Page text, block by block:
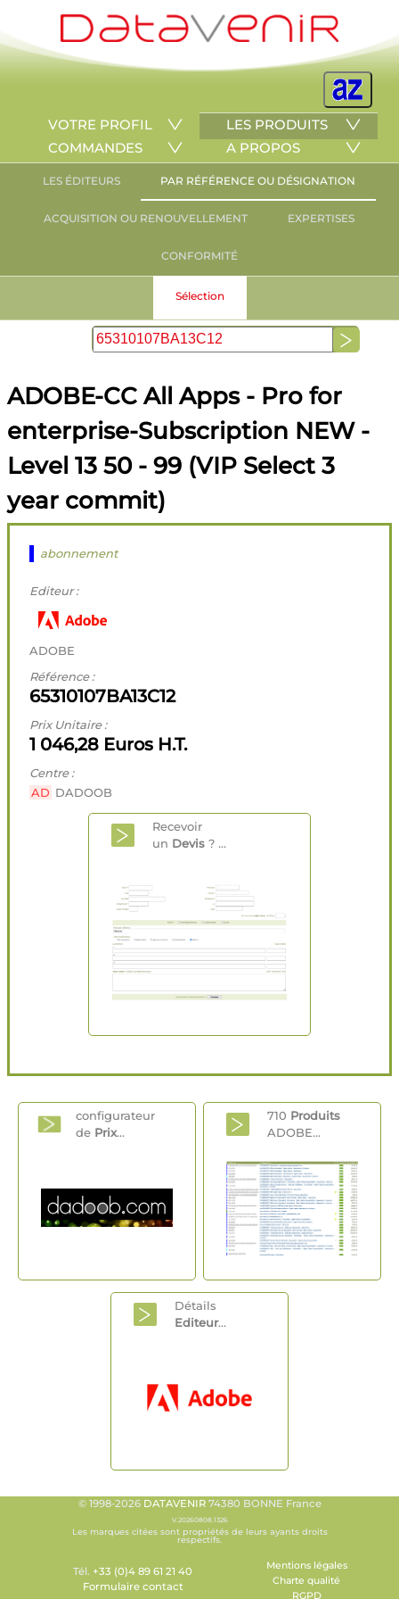
VOTRE PROFIL
LES PRODUITS
COMMANDES
A PROPOS
LES ÉDITEURS PAR RÉFÉRENCE OU DÉSIGNATION
ACQUISITION OU RENOUVELLEMENT EXPERTISES
CONFORMITÉ
Sélection
ADOBE-CC All Apps - Pro for
enterprise-Subscription NEW -
Level 13 50 - 99 (VIP Select 3
year commit)
abonnement
Editeur :
ADOBE
Référence :
65310107BA13C12
Prix Unitaire :
1 046,28 Euros H.T.
Centre :
AD DADOOB
Recevoir
un Devis ? ...
configurateur
de Prix...
710 Produits
ADOBE...
Détails
Editeur...
© 1998-2026 DATAVENIR74380 BONNE France
V.20260808.1326
Les marques citées sont propriétés de leurs ayants droits
respectifs.
Tél. +33 (0)4 89 61 21 40
Formulaire contact
Mentions légales
Charte qualité
RGPD